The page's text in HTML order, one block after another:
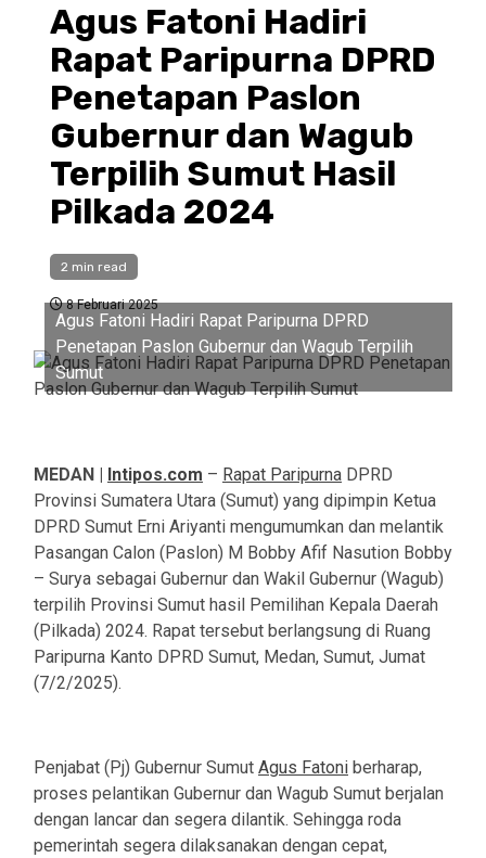
Agus Fatoni Hadiri
Rapat Paripurna DPRD
Penetapan Paslon
Gubernur dan Wagub
Terpilih Sumut Hasil
Pilkada 2024
2 min read
8 Februari 2025
Agus Fatoni Hadiri Rapat Paripurna DPRD
Penetapan Paslon Gubernur dan Wagub Terpilih
Sumut
MEDAN | Intipos.com – Rapat Paripurna DPRD
Provinsi Sumatera Utara (Sumut) yang dipimpin Ketua
DPRD Sumut Erni Ariyanti mengumumkan dan melantik
Pasangan Calon (Paslon) M Bobby Afif Nasution Bobby
– Surya sebagai Gubernur dan Wakil Gubernur (Wagub)
terpilih Provinsi Sumut hasil Pemilihan Kepala Daerah
(Pilkada) 2024. Rapat tersebut berlangsung di Ruang
Paripurna Kanto DPRD Sumut, Medan, Sumut, Jumat
(7/2/2025).
Penjabat (Pj) Gubernur Sumut Agus Fatoni berharap,
proses pelantikan Gubernur dan Wagub Sumut berjalan
dengan lancar dan segera dilantik. Sehingga roda
pemerintah segera dilaksanakan dengan cepat,